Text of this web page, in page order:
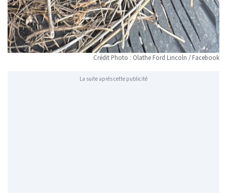
Crédit Photo : Olathe Ford Lincoln / Facebook
La suite après cette publicité